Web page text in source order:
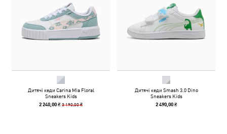
Дитячі кеди Carina Mia Floral
Sneakers Kids
2 240,00 ₴3 190,00 ₴
Дитячі кеди Smash 3.0 Dino
Sneakers Kids
2 490,00 ₴